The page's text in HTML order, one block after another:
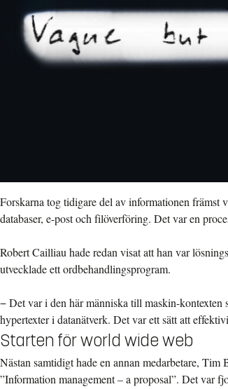
Forskarna tog tidigare del av informationen främst
databaser, e-post och filöverföring. Det var en
Robert Cailliau hade redan visat att han var
utvecklade ett ordbehandlingsprogram.
− Det var i den här människa till maskin-kontexten
hypertexter i datanätverk. Det var ett sätt att
Starten för world wide web
Nästan samtidigt hade en annan medarbetare,
”Information management – a proposal”. Det var